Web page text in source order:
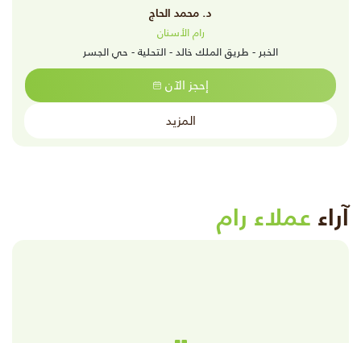
د. محمد الحاج
رام الأسنان
الخبر - طريق الملك خالد - التحلية - حي الجسر
إحجز الآن
المزيد
آراء عملاء رام